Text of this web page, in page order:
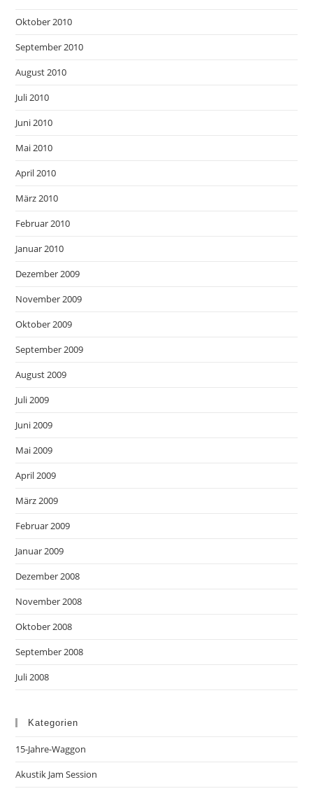
Oktober 2010
September 2010
August 2010
Juli 2010
Juni 2010
Mai 2010
April 2010
März 2010
Februar 2010
Januar 2010
Dezember 2009
November 2009
Oktober 2009
September 2009
August 2009
Juli 2009
Juni 2009
Mai 2009
April 2009
März 2009
Februar 2009
Januar 2009
Dezember 2008
November 2008
Oktober 2008
September 2008
Juli 2008
Kategorien
15-Jahre-Waggon
Akustik Jam Session